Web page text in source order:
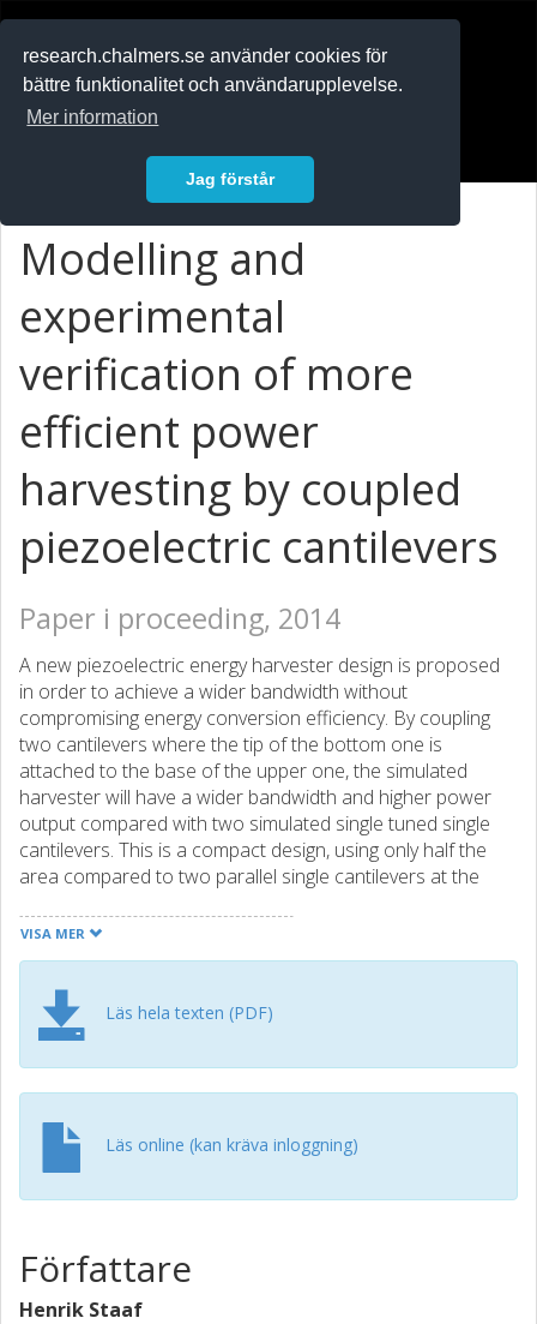
research.chalmers.se använder cookies för
bättre funktionalitet och användarupplevelse.
Mer information
Jag förstår
Modelling and
experimental
verification of more
efficient power
harvesting by coupled
piezoelectric cantilevers
Paper i proceeding, 2014
A new piezoelectric energy harvester design is proposed
in order to achieve a wider bandwidth without
compromising energy conversion efficiency. By coupling
two cantilevers where the tip of the bottom one is
attached to the base of the upper one, the simulated
harvester will have a wider bandwidth and higher power
output compared with two simulated single tuned single
cantilevers. This is a compact design, using only half the
area compared to two parallel single cantilevers at the
harvester has approximately 1.7 times higher energy
output than the combination of two measured tuned
mechanical damping. With an improved coupling the power
output is increased to 2.3 times higher than two single
tuned cantilevers.
VISA MER
Läs hela texten (PDF)
Läs online (kan kräva inloggning)
Författare
Henrik Staaf